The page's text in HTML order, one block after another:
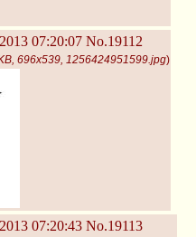
07:20:07 No.19112
696x539, 1256424951599.jpg)
07:20:43 No.19113